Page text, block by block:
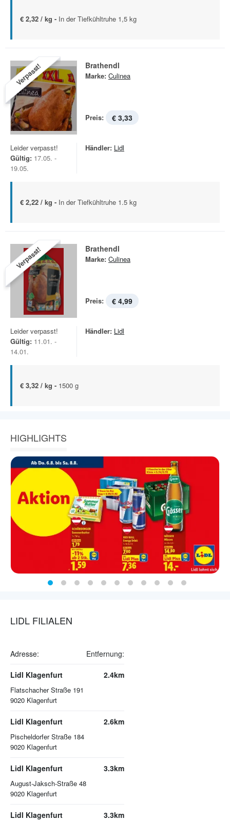
€ 2,32 / kg - In der Tiefkühltruhe 1,5 kg
Verpasst! Brathendl
Marke: Culinea
Preis: € 3,33
Leider verpasst!
Gültig: 17.05. -
19.05.
Händler: Lidl
€ 2,22 / kg - In der Tiefkühltruhe 1.5 kg
Verpasst! Brathendl
Marke: Culinea
Preis: € 4,99
Leider verpasst!
Gültig: 11.01. -
14.01.
Händler: Lidl
€ 3,32 / kg - 1500 g
HIGHLIGHTS
LIDL FILIALEN
Adresse: Entfernung:
Lidl Klagenfurt
Flatschacher Straße 191
9020 Klagenfurt
2.4km
Lidl Klagenfurt
Pischeldorfer Straße 184
9020 Klagenfurt
2.6km
Lidl Klagenfurt
August-Jaksch-Straße 48
9020 Klagenfurt
3.3km
Lidl Klagenfurt 3.3km